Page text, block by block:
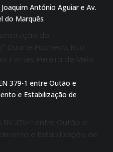
do
Duarte Pacheco, Rua
Fontes Pereira de Melo –
379-1 entre Outão e
e Estabilização de